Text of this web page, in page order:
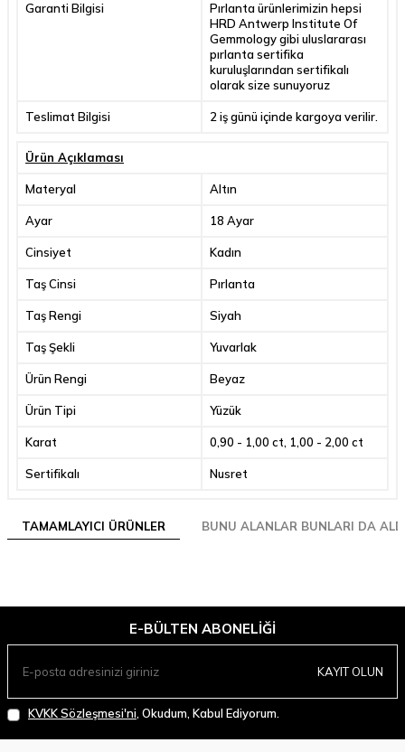
Garanti Bilgisi
Pırlanta ürünlerimizin hepsi
HRD Antwerp Institute Of
Gemmology gibi uluslararası
pırlanta sertifika
kuruluşlarından sertifikalı
olarak size sunuyoruz
Teslimat Bilgisi 2 iş günü içinde kargoya verilir.
Ürün Açıklaması
Materyal Altın
Ayar 18 Ayar
Cinsiyet Kadın
Taş Cinsi Pırlanta
Taş Rengi Siyah
Taş Şekli Yuvarlak
Ürün Rengi Beyaz
Ürün Tipi Yüzük
Karat 0,90 - 1,00 ct, 1,00 - 2,00 ct
Sertifikalı Nusret
TAMAMLAYICI ÜRÜNLER BUNU ALANLAR BUNLARI DA
E-BÜLTEN ABONELIĞI
KAYIT OLUN
KVKK Sözleşmesi'ni , Okudum, Kabul Ediyorum.